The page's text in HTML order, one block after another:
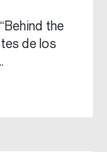
the
de los